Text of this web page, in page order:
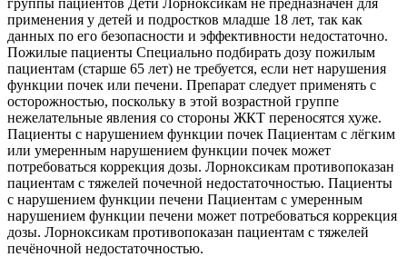
применения у детей и подростков младше 18 лет, так как
данных по его безопасности и эффективности недостаточно.
Пожилые пациенты Специально подбирать дозу пожилым
пациентам (старше 65 лет) не требуется, если нет нарушения
функции почек или печени. Препарат следует применять с
осторожностью, поскольку в этой возрастной группе
нежелательные явления со стороны ЖКТ переносятся хуже.
Пациенты с нарушением функции почек Пациентам с лёгким
или умеренным нарушением функции почек может
потребоваться коррекция дозы. Лорноксикам противопоказан
пациентам с тяжелей почечной недостаточностью. Пациенты
с нарушением функции печени Пациентам с умеренным
нарушением функции печени может потребоваться коррекция
дозы. Лорноксикам противопоказан пациентам с тяжелей
печёночной недостаточностью.